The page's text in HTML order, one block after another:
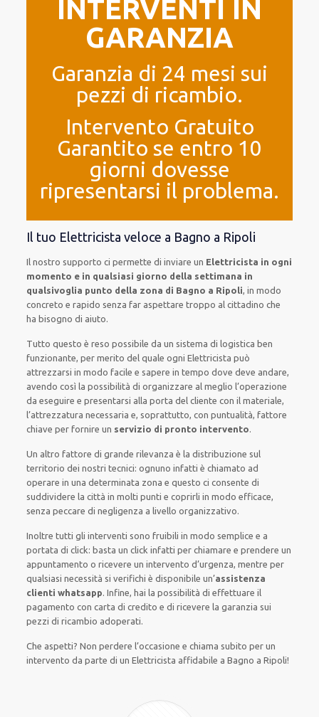
INTERVENTI IN
GARANZIA
Garanzia di 24 mesi sui
pezzi di ricambio.
Intervento Gratuito
Garantito se entro 10
giorni dovesse
ripresentarsi il problema.
Il tuo Elettricista veloce a Bagno a Ripoli
Il nostro supporto ci permette di inviare un Elettricista in ogni
momento e in qualsiasi giorno della settimana in
qualsivoglia punto della zona di Bagno a Ripoli, in modo
concreto e rapido senza far aspettare troppo al cittadino che
ha bisogno di aiuto.
Tutto questo è reso possibile da un sistema di logistica ben
funzionante, per merito del quale ogni Elettricista può
attrezzarsi in modo facile e sapere in tempo dove deve andare,
avendo così la possibilità di organizzare al meglio l’operazione
da eseguire e presentarsi alla porta del cliente con il materiale,
l’attrezzatura necessaria e, soprattutto, con puntualità, fattore
chiave per fornire un servizio di pronto intervento.
Un altro fattore di grande rilevanza è la distribuzione sul
territorio dei nostri tecnici: ognuno infatti è chiamato ad
operare in una determinata zona e questo ci consente di
suddividere la città in molti punti e coprirli in modo efficace,
senza peccare di negligenza a livello organizzativo.
Inoltre tutti gli interventi sono fruibili in modo semplice e a
portata di click: basta un click infatti per chiamare e prendere un
appuntamento o ricevere un intervento d’urgenza, mentre per
qualsiasi necessità si verifichi è disponibile un’assistenza
clienti whatsapp. Infine, hai la possibilità di effettuare il
pagamento con carta di credito e di ricevere la garanzia sui
pezzi di ricambio adoperati.
Che aspetti? Non perdere l’occasione e chiama subito per un
intervento da parte di un Elettricista affidabile a Bagno a Ripoli!